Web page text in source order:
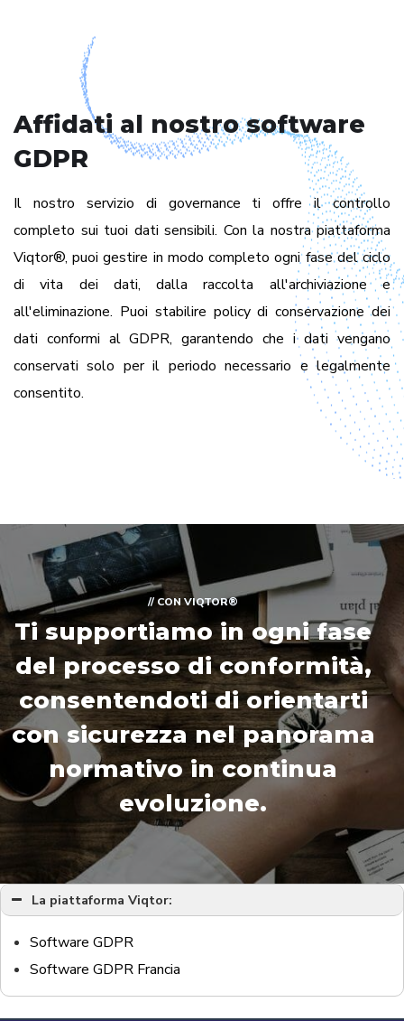
Affidati al nostro software
GDPR
Il nostro servizio di governance ti offre il controllo
completo sui tuoi dati sensibili. Con la nostra piattaforma
Viqtor®, puoi gestire in modo completo ogni fase del ciclo
di vita dei dati, dalla raccolta all'archiviazione e
all'eliminazione. Puoi stabilire policy di conservazione dei
dati conformi al GDPR, garantendo che i dati vengano
conservati solo per il periodo necessario e legalmente
consentito.
// CON VIQTOR®
Ti supportiamo in ogni fase
del processo di conformità,
consentendoti di orientarti
con sicurezza nel panorama
normativo in continua
evoluzione.
La piattaforma Viqtor:
Software GDPR
Software GDPR Francia